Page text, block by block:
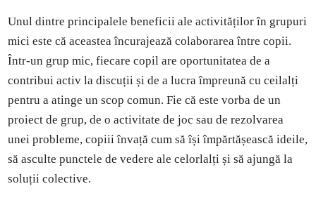
Unul dintre principalele beneficii ale activităților în grupuri
mici este că aceastea încurajează colaborarea între copii.
Într-un grup mic, fiecare copil are oportunitatea de a
contribui activ la discuții și de a lucra împreună cu ceilalți
pentru a atinge un scop comun. Fie că este vorba de un
proiect de grup, de o activitate de joc sau de rezolvarea
unei probleme, copiii învață cum să își împărtășească ideile,
să asculte punctele de vedere ale celorlalți și să ajungă la
soluții colective.